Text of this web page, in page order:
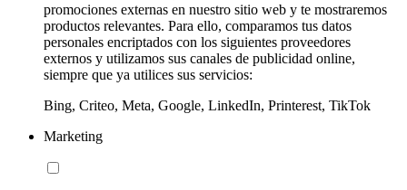
promociones externas en nuestro sitio web y te mostraremos
productos relevantes. Para ello, comparamos tus datos
personales encriptados con los siguientes proveedores
externos y utilizamos sus canales de publicidad online,
siempre que ya utilices sus servicios:
Bing, Criteo, Meta, Google, LinkedIn, Printerest, TikTok
Marketing